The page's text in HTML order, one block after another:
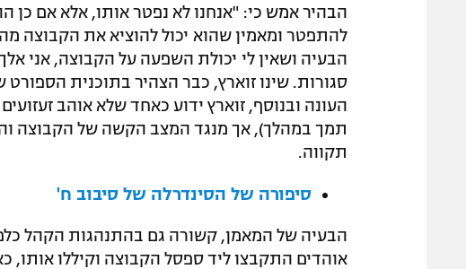
הבהיר אמש כי: "אנחנו לא נפטר אותו, אלא אם כן
להתפטר ומאמין שהוא יכול להוציא את הקבוצה
הבעיה ושאין לי יכולת השפעה על הקבוצה, אני
העונה ובנוסף, זוארץ ידוע כאחד שלא אוהב
תמך במהלך), אך מנגד המצב הקשה של הקבוצה
תקווה.
סיפורה של הסינדרלה של סיבוב ח'
אוהדים התקבצו ליד ספסל הקבוצה וקיללו אותו,